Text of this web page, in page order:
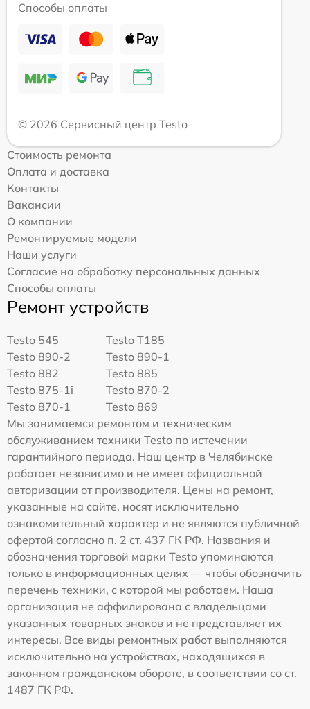
Способы оплаты
© 2026 Сервисный центр Testo
Стоимость ремонта
Оплата и доставка
Контакты
Вакансии
О компании
Ремонтируемые модели
Наши услуги
Согласие на обработку персональных данных
Способы оплаты
Ремонт устройств
Testo 545
Testo T185
Testo 890-2
Testo 890-1
Testo 882
Testo 885
Testo 875-1i
Testo 870-2
Testo 870-1
Testo 869
Мы занимаемся ремонтом и техническим
обслуживанием техники Testo по истечении
гарантийного периода. Наш центр в Челябинске
работает независимо и не имеет официальной
авторизации от производителя. Цены на ремонт,
указанные на сайте, носят исключительно
ознакомительный характер и не являются публичной
офертой согласно п. 2 ст. 437 ГК РФ. Названия и
обозначения торговой марки Testo упоминаются
только в информационных целях — чтобы обозначить
перечень техники, с которой мы работаем. Наша
организация не аффилирована с владельцами
указанных товарных знаков и не представляет их
интересы. Все виды ремонтных работ выполняются
исключительно на устройствах, находящихся в
законном гражданском обороте, в соответствии со ст.
1487 ГК РФ.